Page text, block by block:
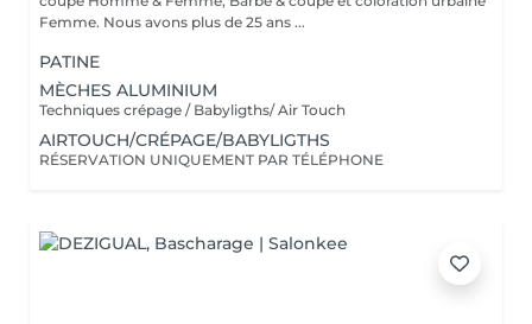
Femme. Nous avons plus de 25 ans ...
PATINE
MÈCHES ALUMINIUM
Techniques crépage / Babyligths/ Air Touch
AIRTOUCH/CRÉPAGE/BABYLIGTHS
RÉSERVATION UNIQUEMENT PAR TÉLÉPHONE